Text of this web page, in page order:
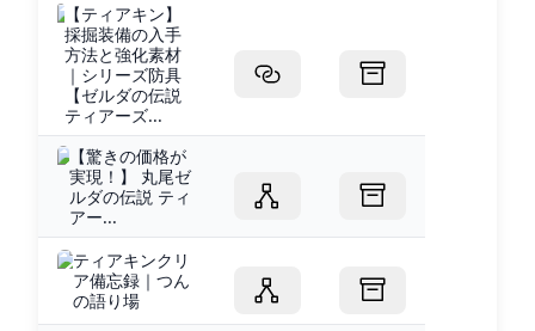
【ティアキン】
採掘装備の入手
方法と強化素材
｜シリーズ防具
【ゼルダの伝説
ティアーズ...
【驚きの価格が
実現！】 丸尾ゼ
ルダの伝説 ティ
アー...
ティアキンクリ
ア備忘録｜つん
の語り場